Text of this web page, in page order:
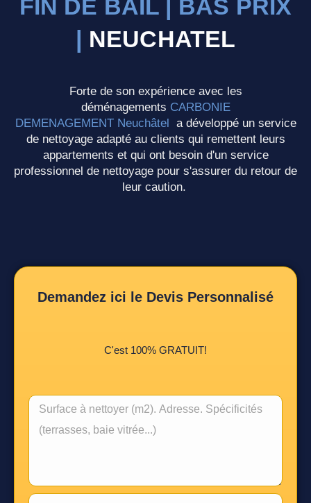
FIN DE BAIL | BAS PRIX
| NEUCHATEL​
Forte de son expérience avec les
déménagements CARBONIE
DEMENAGEMENT Neuchâtel a développé un service
de nettoyage adapté au clients qui remettent leurs
appartements et qui ont besoin d'un service
professionnel de nettoyage pour s'assurer du retour de
leur caution.
Demandez ici le Devis Personnalisé
C'est 100% GRATUIT!